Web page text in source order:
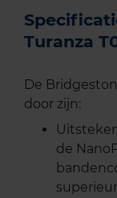
Turanza
De
door zijn:
de